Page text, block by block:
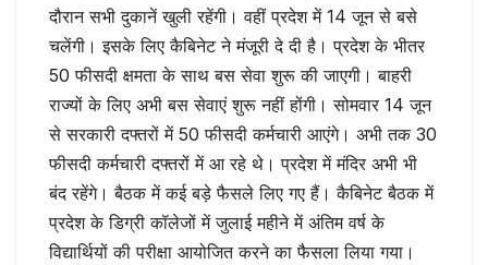
दौरान सभी दुकानें खुली रहेंगी। वहीं प्रदेश में 14 जून से बसे
चलेंगी। इसके लिए कैबिनेट ने मंजूरी दे दी है। प्रदेश के भीतर
50 फीसदी क्षमता के साथ बस सेवा शुरू की जाएगी। बाहरी
राज्यों के लिए अभी बस सेवाएं शुरू नहीं होंगी। सोमवार 14 जून
से सरकारी दफ्तरों में 50 फीसदी कर्मचारी आएंगे। अभी तक 30
फीसदी कर्मचारी दफ्तरों में आ रहे थे। प्रदेश में मंदिर अभी भी
बंद रहेंगे। बैठक में कई बड़े फैसले लिए गए हैं। कैबिनेट बैठक में
प्रदेश के डिग्री कॉलेजों में जुलाई महीने में अंतिम वर्ष के
विद्यार्थियों की परीक्षा आयोजित करने का फैसला लिया गया।